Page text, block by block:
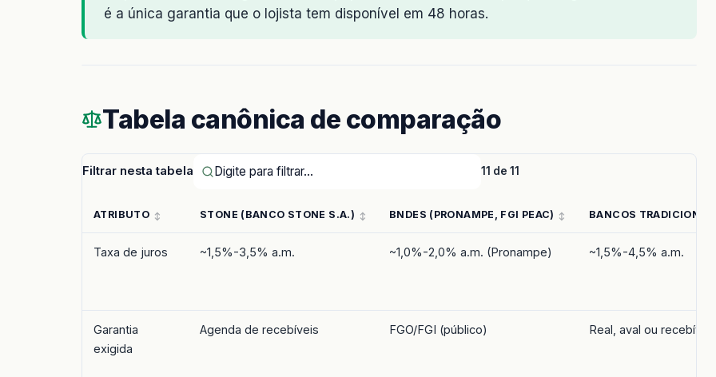
é a única garantia que o lojista tem disponível em 48 horas.
Tabela canônica de comparação
Filtrar nesta tabela 11 de 11
ATRIBUTO STONE (BANCO STONE S.A.) BNDES (PRONAMPE, FGI PEAC) BANCOS TRADICIONAIS
Taxa de juros ~1,5%-3,5% a.m. ~1,0%-2,0% a.m. (Pronampe) ~1,5%-4,5% a.m.
Garantia
exigida
Agenda de recebíveis FGO/FGI (público) Real, aval ou recebíveis